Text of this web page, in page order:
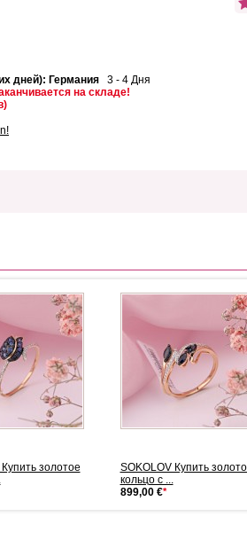
дней): Германия 3 - 4 Дня
на складе!
золотое
SOKOLOV Купить
кольцо с ...
899,00 €*